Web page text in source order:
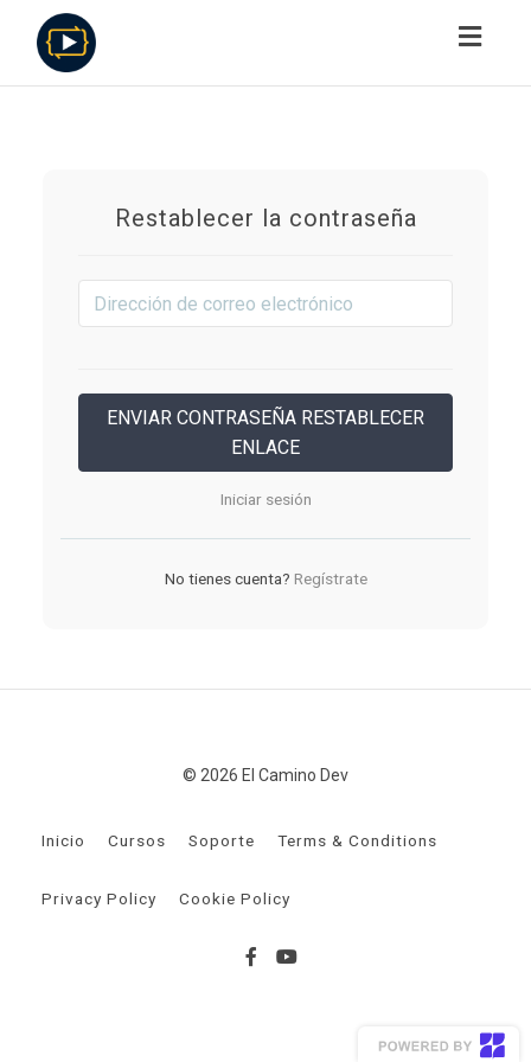
Restablecer la contraseña
Iniciar sesión
No tienes cuenta? Regístrate
© 2026 El Camino Dev
Inicio Cursos Soporte Terms & Conditions
Privacy Policy Cookie Policy